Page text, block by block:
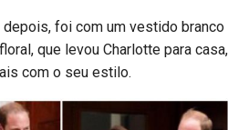
foi com um vestido branco
que levou Charlotte para
com o seu estilo.